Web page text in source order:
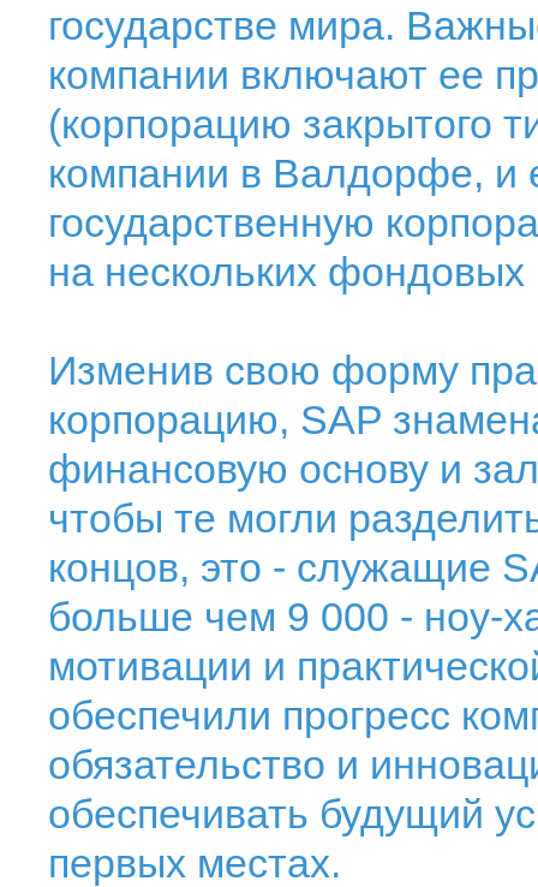
государстве мира.
компании включают ее
(корпорацию закрытого
компании в Валдорфе, и
государственную
на нескольких фондовых
Изменив свою форму
корпорацию, SAP
финансовую основу и
чтобы те могли
концов, это - служащие
больше чем 9 000 - ноу-
мотивации и
обеспечили прогресс
обязательство и
обеспечивать будущий
первых местах.